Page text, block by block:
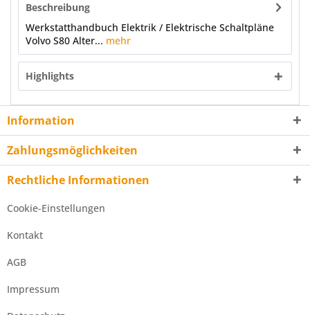
Beschreibung
Werkstatthandbuch Elektrik / Elektrische Schaltpläne
Volvo S80 Alter... mehr
Highlights
Information
Zahlungsmöglichkeiten
Rechtliche Informationen
Cookie-Einstellungen
Kontakt
AGB
Impressum